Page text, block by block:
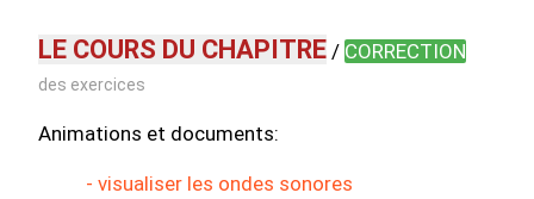
LE COURS DU CHAPITRE / CORRECTION
des exercices
Animations et documents:
- visualiser les ondes sonores